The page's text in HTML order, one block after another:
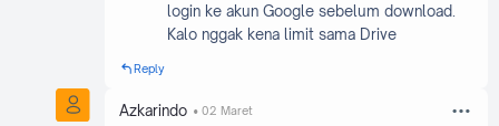
login ke akun Google sebelum download.
Kalo nggak kena limit sama Drive
Reply
Azkarindo 02 Maret